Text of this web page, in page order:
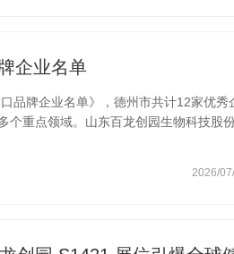
企业名单
品牌企业名单》，德州市共计12家优秀
个重点领域。山东百龙创园生物科技股
公司保持与国际知名食品保健企业的常
供货合作协议。凭借定制化研发技术与
2026/